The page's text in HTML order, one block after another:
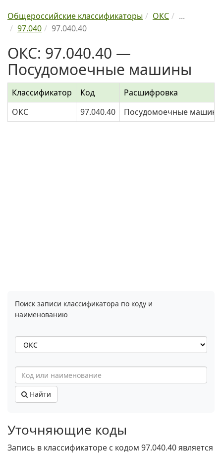
Общероссийские классификаторы ОКС
...
97.040
97.040.40
ОКС: 97.040.40 —
Посудомоечные машины
Классификатор Код
Расшифровка
ОКС
97.040.40 Посудомоечные
Поиск записи классификатора по коду и
наименованию
Найти
Уточняющие коды
Запись в классификаторе с кодом 97.040.40 является